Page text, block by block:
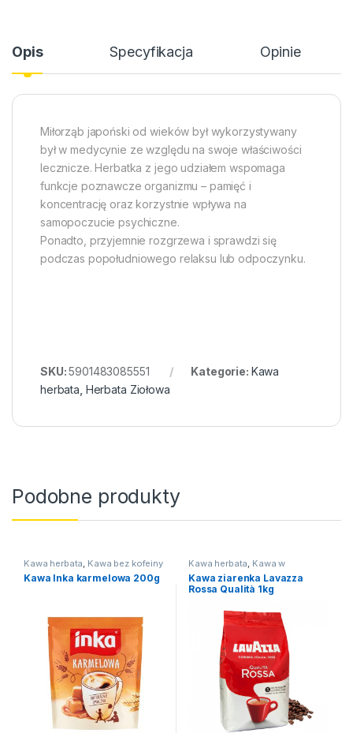
Opis Specyfikacja Opinie
Miłorząb japoński od wieków był wykorzystywany
był w medycynie ze względu na swoje właściwości
lecznicze. Herbatka z jego udziałem wspomaga
funkcje poznawcze organizmu – pamięć i
koncentrację oraz korzystnie wpływa na
samopoczucie psychiczne.
Ponadto, przyjemnie rozgrzewa i sprawdzi się
podczas popołudniowego relaksu lub odpoczynku.
SKU:5901483085551 Kategorie: Kawa
herbata Herbata Ziołowa
Podobne produkty
Kawa herbata, Kawa bez kofeiny
Kawa Inka karmelowa 200g
Kawa herbata, Kawa w
ziarenkach
Kawa ziarenka Lavazza
Rossa Qualità 1kg